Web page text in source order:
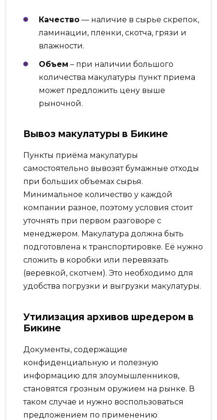
Качество — наличие в сырье скрепок,
ламинации, пленки, скотча, грязи и
влажности.
Объем – при наличии большого
количества макулатуры пункт приема
может предложить цену выше
рыночной.
Вывоз макулатуры в Бикине
Пункты приёма макулатуры
самостоятельно вывозят бумажные отходы
при больших объемах сырья.
Минимальное количество у каждой
компании разное, поэтому условия стоит
уточнять при первом разговоре с
менеджером. Макулатура должна быть
подготовлена к транспортировке. Её нужно
сложить в коробки или перевязать
(веревкой, скотчем). Это необходимо для
удобства погрузки и выгрузки макулатуры.
Утилизация архивов шредером в
Бикине
Документы, содержащие
конфиденциальную и полезную
информацию для злоумышленников,
становятся грозным оружием на рынке. В
таком случае и нужно воспользоваться
предложением по применению